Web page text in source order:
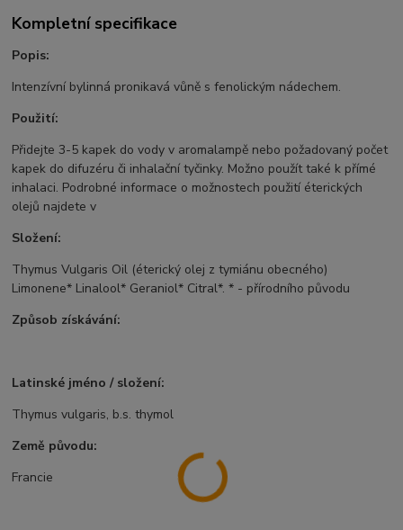
Kompletní specifikace
Popis:
Intenzívní bylinná pronikavá vůně s fenolickým nádechem.
Použití:
Přidejte 3-5 kapek do vody v aromalampě nebo požadovaný počet
kapek do difuzéru či inhalační tyčinky. Možno použít také k přímé
inhalaci. Podrobné informace o možnostech použití éterických
olejů najdete v
Složení:
Thymus Vulgaris Oil (éterický olej z tymiánu obecného)
Limonene* Linalool* Geraniol* Citral*. * - přírodního původu
Způsob získávání:
Latinské jméno / složení:
Thymus vulgaris, b.s. thymol
Země původu:
Francie